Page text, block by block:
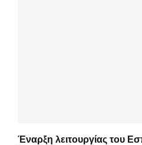
Έναρξη λειτουργίας του